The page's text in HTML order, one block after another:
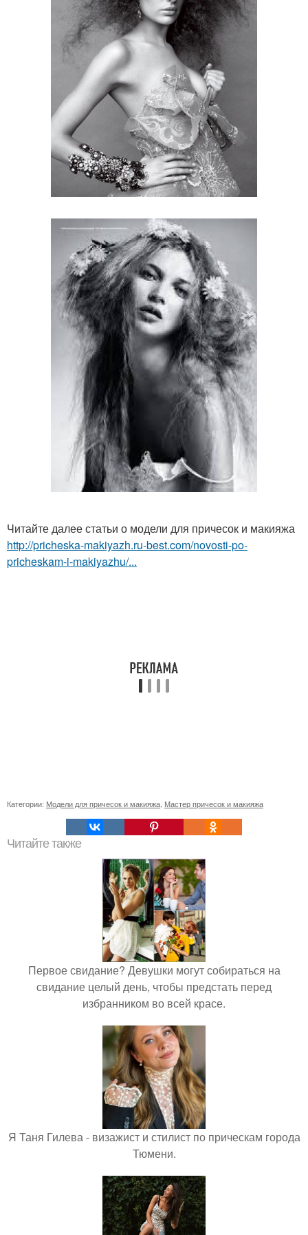
Читайте далее статьи о модели для причесок и макияжа
http://pricheska-makiyazh.ru-best.com/novosti-po-
pricheskam-i-makiyazhu/...
Категории: Модели для причесок и макияжа Мастер причесок и макияжа
Читайте также
Первое свидание? Девушки могут собираться на
свидание целый день, чтобы предстать перед
избранником во всей красе.
Я Таня Гилева - визажист и стилист по прическам города
Тюмени.